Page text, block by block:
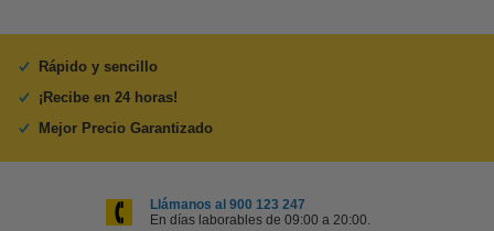
Rápido y sencillo
¡Recibe en 24 horas!
Mejor Precio Garantizado
Llámanos al 900 123 247
En días laborables de 09:00 a 20:00.